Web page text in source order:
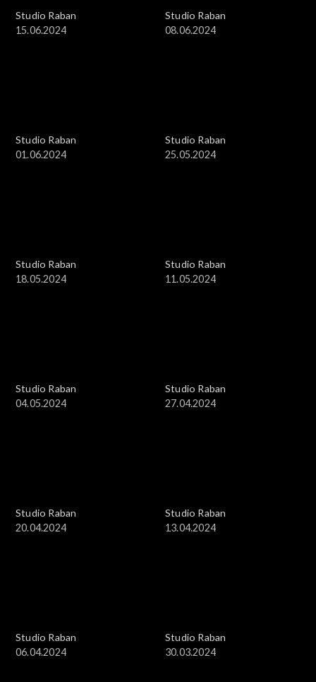
Studio Raban
15.06.2024
Studio Raban
08.06.2024
Studio Raban
01.06.2024
Studio Raban
25.05.2024
Studio Raban
18.05.2024
Studio Raban
11.05.2024
Studio Raban
04.05.2024
Studio Raban
27.04.2024
Studio Raban
20.04.2024
Studio Raban
13.04.2024
Studio Raban
06.04.2024
Studio Raban
30.03.2024